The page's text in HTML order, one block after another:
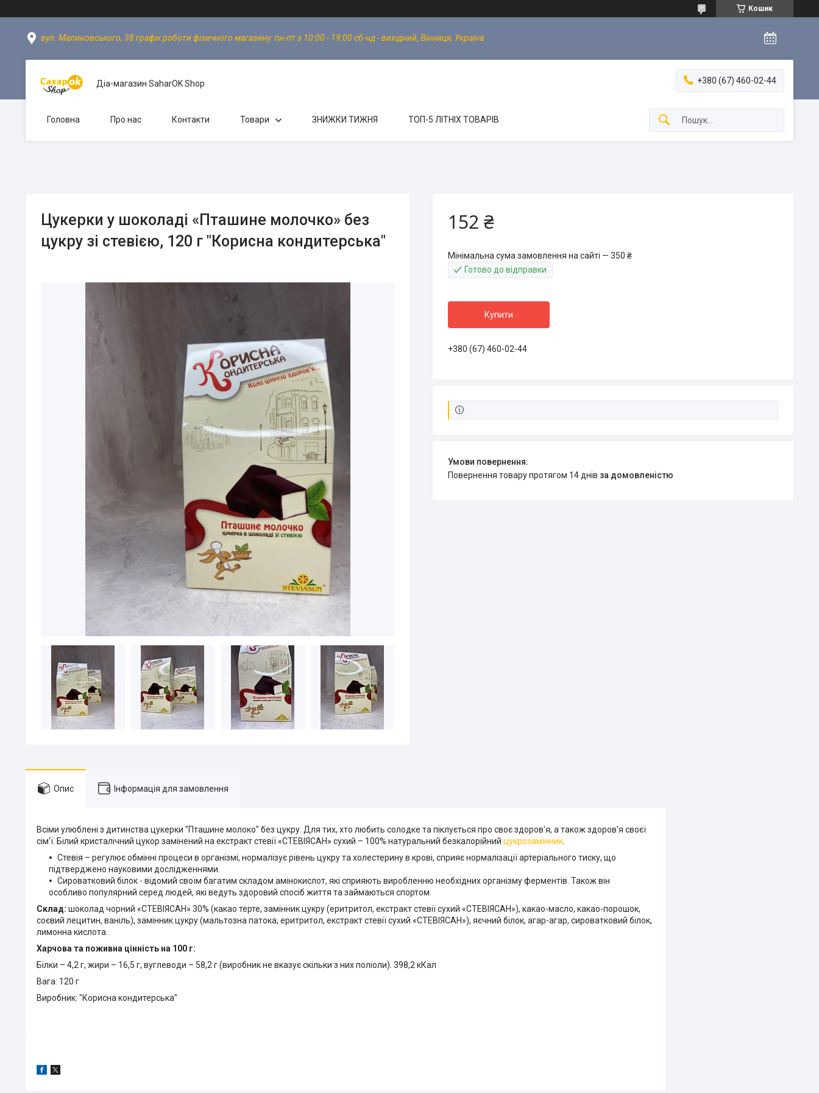
Кошик
вул. Малиновського, 38 графік роботи фізичного магазину: пн-пт з 10:00 - 19:00 сб-нд - вихідний, Вінниця, Україна
Діа-магазин SaharOK Shop +380 (67) 460-02-44
Головна Про нас Контакти Товари ЗНИЖКИ ТИЖНЯ ТОП-5 ЛІТНІХ ТОВАРІВ
Цукерки у шоколаді «Пташине молочко» без
цукру зі стевією, 120 г "Корисна кондитерська"
152 ₴
Мінімальна сума замовлення на сайті — 350 ₴
Готово до відправки
Купити
+380 (67) 460-02-44
повернення товару протягом 14 днів за домовленістю
Опис Інформація для замовлення
Всіми улюблені з дитинства цукерки "Пташине молоко" без цукру. Для тих, хто любить солодке та піклується про своє здоров'я, а також здоров'я своєї
сім'ї. Білий кристалічний цукор замінений на екстракт стевії «СТЕВІЯСАН» сухий – 100% натуральний безкалорійний цукрозамінник
Стевія – регулює обмінні процеси в організмі, нормалізує рівень цукру та холестерину в крові, сприяє нормалізації артеріального тиску, що
підтверджено науковими дослідженнями.
Сироватковий білок - відомий своїм багатим складом амінокислот, які сприяють виробленню необхідних організму ферментів. Також він
особливо популярний серед людей, які ведуть здоровий спосіб життя та займаються спортом.
Склад: шоколад чорний «СТЕВІЯСАН» 30% (какао терте, замінник цукру (еритритол, екстракт стевії сухий «СТЕВІЯСАН»), какао-масло, какао-порошок,
соєвий лецитин, ваніль), замінник цукру (мальтозна патока, еритритол, екстракт стевії сухий «СТЕВІЯСАН»), яєчний білок, агар-агар, сироватковий білок,
лимонна кислота.
Харчова та поживна цінність на 100 г:
Білки – 4,2 г, жири – 16,5 г, вуглеводи – 58,2 г (виробник не вказує скільки з них поліоли). 398,2 кКал
Вага: 120 г
Виробник: "Корисна кондитерська"